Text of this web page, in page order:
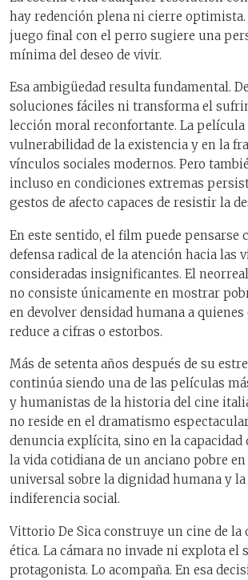
hay redención plena ni cierre optimista.
juego final con el perro sugiere una
mínima del deseo de vivir.
Esa ambigüedad resulta fundamental.
soluciones fáciles ni transforma el
lección moral reconfortante. La
vulnerabilidad de la existencia y en la
vínculos sociales modernos. Pero
incluso en condiciones extremas
gestos de afecto capaces de resistir la
En este sentido, el film puede pensarse
defensa radical de la atención hacia las
consideradas insignificantes. El
no consiste únicamente en mostrar
en devolver densidad humana a
reduce a cifras o estorbos.
Más de setenta años después de su
continúa siendo una de las películas
y humanistas de la historia del cine
no reside en el dramatismo
denuncia explícita, sino en la
la vida cotidiana de un anciano pobre
universal sobre la dignidad humana y
indiferencia social.
Vittorio De Sica construye un cine de la
ética. La cámara no invade ni explota
protagonista. Lo acompaña. En esa